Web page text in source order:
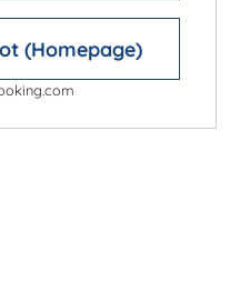
(Homepage)